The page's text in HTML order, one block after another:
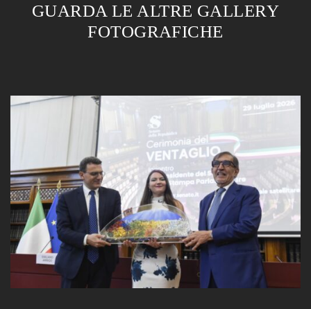
GUARDA LE ALTRE GALLERY
FOTOGRAFICHE